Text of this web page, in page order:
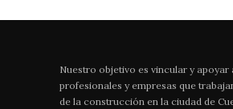
Nuestro objetivo es vincular y apoyar
profesionales y empresas que
de la construcción en la ciudad de